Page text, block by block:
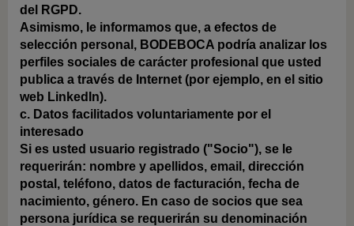
del RGPD.
Asimismo, le informamos que, a efectos de
selección personal, BODEBOCA podría analizar los
perfiles sociales de carácter profesional que usted
publica a través de Internet (por ejemplo, en el sitio
web LinkedIn).
c. Datos facilitados voluntariamente por el
interesado
Si es usted usuario registrado ("Socio"), se le
requerirán: nombre y apellidos, email, dirección
postal, teléfono, datos de facturación, fecha de
nacimiento, género. En caso de socios que sea
persona jurídica se requerirán su denominación